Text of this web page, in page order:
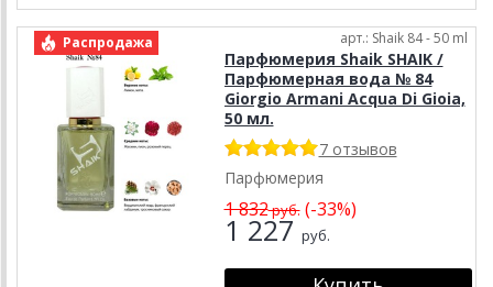
Распродажа арт.: Shaik 84 - 50 ml
Парфюмерия Shaik SHAIK /
Парфюмерная вода № 84
Giorgio Armani Acqua Di Gioia,
50 мл.
7 отзывов
Парфюмерия
1 832руб.(-33%)
1 227 руб.